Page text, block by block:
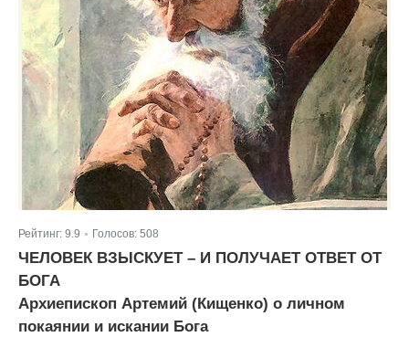
Рейтинг: 9.9 Голосов: 508
ЧЕЛОВЕК ВЗЫСКУЕТ – И ПОЛУЧАЕТ ОТВЕТ ОТ
БОГА
Архиепископ Артемий (Кищенко) о личном
покаянии и искании Бога